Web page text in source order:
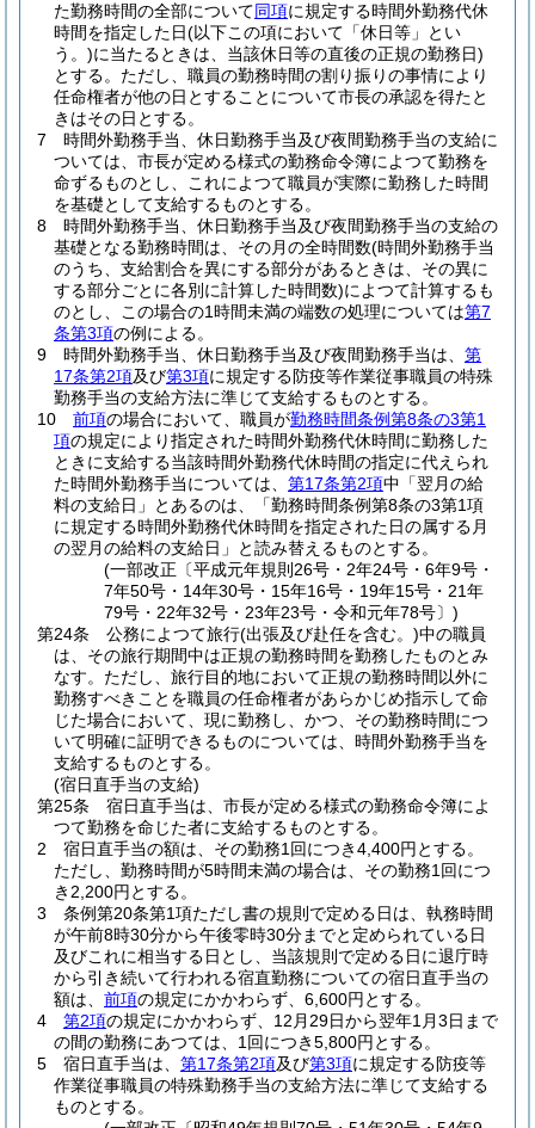
た勤務時間の全部について同項に規定する時間外勤務代休
時間を指定した日(以下この項において「休日等」とい
う。)に当たるときは、当該休日等の直後の正規の勤務日)
とする。 ただし、職員の勤務時間の割り振りの事情により
任命権者が他の日とすることについて市長の承認を得たと
きはその日とする。
7
時間外勤務手当、休日勤務手当及び夜間勤務手当の支給に
ついては、市長が定める様式の勤務命令簿によつて勤務を
命ずるものとし、これによつて職員が実際に勤務した時間
を基礎として支給するものとする。
8
時間外勤務手当、休日勤務手当及び夜間勤務手当の支給の
基礎となる勤務時間は、その月の全時間数(時間外勤務手当
のうち、支給割合を異にする部分があるときは、その異に
する部分ごとに各別に計算した時間数)によつて計算するも
のとし、この場合の1時間未満の端数の処理については第7
条第3項の例による。
9
時間外勤務手当、休日勤務手当及び夜間勤務手当は、 第
17条第2項及び第3項に規定する防疫等作業従事職員の特殊
勤務手当の支給方法に準じて支給するものとする。
10
前項の場合において、職員が勤務時間条例第8条の3第1
項の規定により指定された時間外勤務代休時間に勤務した
ときに支給する当該時間外勤務代休時間の指定に代えられ
た時間外勤務手当については、 第17条第2項中「翌月の給
料の支給日」とあるのは、「勤務時間条例第8条の3第1項
に規定する時間外勤務代休時間を指定された日の属する月
の翌月の給料の支給日」と読み替えるものとする。
(一部改正〔平成元年規則26号・2年24号・6年9号・
7年50号・14年30号・15年16号・19年15号・21年
79号・22年32号・23年23号・令和元年78号〕)
第24条
公務によつて旅行(出張及び赴任を含む。)中の職員
は、その旅行期間中は正規の勤務時間を勤務したものとみ
なす。 ただし、旅行目的地において正規の勤務時間以外に
勤務すべきことを職員の任命権者があらかじめ指示して命
じた場合において、現に勤務し、かつ、その勤務時間につ
いて明確に証明できるものについては、時間外勤務手当を
支給するものとする。
(宿日直手当の支給)
第25条
宿日直手当は、市長が定める様式の勤務命令簿によ
つて勤務を命じた者に支給するものとする。
2
宿日直手当の額は、その勤務1回につき4,400円とする。
ただし、勤務時間が5時間未満の場合は、その勤務1回につ
き2,200円とする。
3
条例第20条第1項ただし書の規則で定める日は、執務時間
が午前8時30分から午後零時30分までと定められている日
及びこれに相当する日とし、当該規則で定める日に退庁時
から引き続いて行われる宿直勤務についての宿日直手当の
額は、 前項の規定にかかわらず、6,600円とする。
4
第2項の規定にかかわらず、12月29日から翌年1月3日まで
の間の勤務にあつては、1回につき5,800円とする。
5
宿日直手当は、 第17条第2項及び第3項に規定する防疫等
作業従事職員の特殊勤務手当の支給方法に準じて支給する
ものとする。